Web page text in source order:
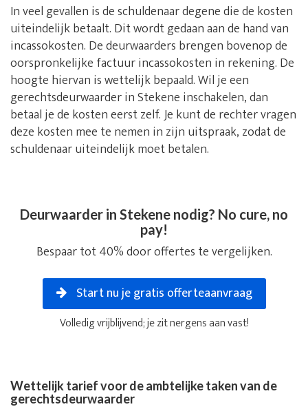
In veel gevallen is de schuldenaar degene die de kosten
uiteindelijk betaalt. Dit wordt gedaan aan de hand van
incassokosten. De deurwaarders brengen bovenop de
oorspronkelijke factuur incassokosten in rekening. De
hoogte hiervan is wettelijk bepaald. Wil je een
gerechtsdeurwaarder in Stekene inschakelen, dan
betaal je de kosten eerst zelf. Je kunt de rechter vragen
deze kosten mee te nemen in zijn uitspraak, zodat de
schuldenaar uiteindelijk moet betalen.
Deurwaarder in Stekene nodig? No cure, no
pay!
Bespaar tot 40% door offertes te vergelijken.
Start nu je gratis offerteaanvraag
Volledig vrijblijvend; je zit nergens aan vast!
Wettelijk tarief voor de ambtelijke taken van de
gerechtsdeurwaarder